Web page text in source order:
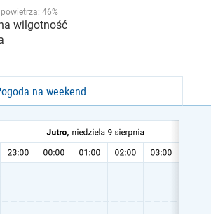
46%
wilgotność
na weekend